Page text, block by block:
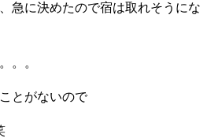
急に決めたので宿は取れそうにな
。。
とがないので